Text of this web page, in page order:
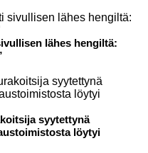
lähes hengiltä:
syytettynä
löytyi